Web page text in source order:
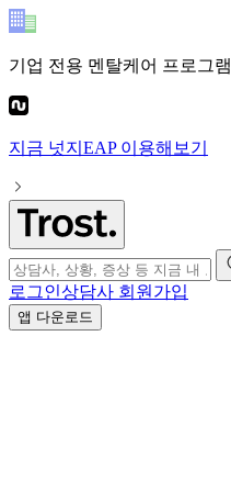
기업 전용 멘탈케어 프로그램
지금 넛지EAP이용해보기
로그인상담사 회원가입
앱 다운로드